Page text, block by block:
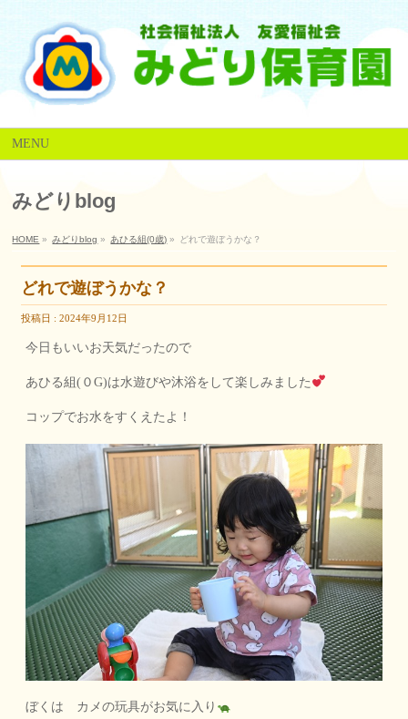
MENU
みどりblog
HOME » みどりblog » あひる組(0歳) » どれで遊ぼうかな？
どれで遊ぼうかな？
投稿日 : 2024年9月12日
今日もいいお天気だったので
あひる組(０G)は水遊びや沐浴をして楽しみました
コップでお水をすくえたよ！
ぼくは カメの玩具がお気に入り